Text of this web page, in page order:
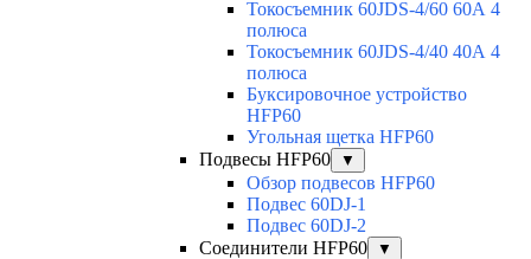
Токосъемник 60JDS-4/60 60А 4
полюса
Токосъемник 60JDS-4/40 40А 4
полюса
Буксировочное устройство
HFP60
Угольная щетка HFP60
Подвесы HFP60
▼
Обзор подвесов HFP60
Подвес 60DJ-1
Подвес 60DJ-2
Соединители HFP60
▼